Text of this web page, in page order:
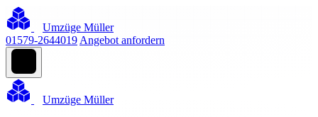
Umzüge Müller
01579-2644019 Angebot anfordern
Umzüge Müller